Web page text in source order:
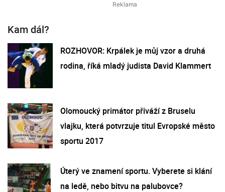
Kam dál?
ROZHOVOR: Krpálek je můj vzor a druhá
rodina, říká mladý judista David Klammert
Olomoucký primátor přiváží z Bruselu
vlajku, která potvrzuje titul Evropské město
sportu 2017
Úterý ve znamení sportu. Vyberete si klání
na ledě, nebo bitvu na palubovce?